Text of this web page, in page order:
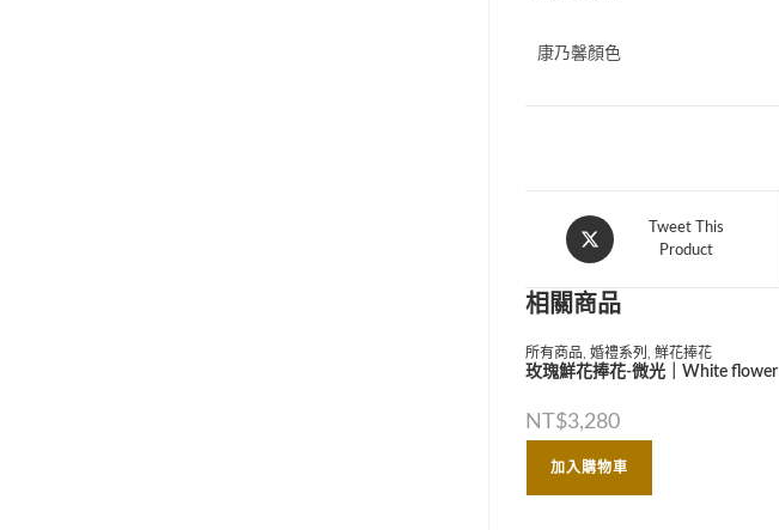
康乃馨顏色
Tweet This
Product
相關商品
所有商品 婚禮系列 鮮花捧花
玫瑰鮮花捧花-微光｜White flower
NT$3,280
加入購物車